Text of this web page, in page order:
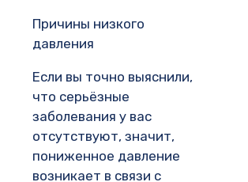
Причины низкого
давления
Если вы точно выяснили,
что серьёзные
заболевания у вас
отсутствуют, значит,
пониженное давление
возникает в связи с